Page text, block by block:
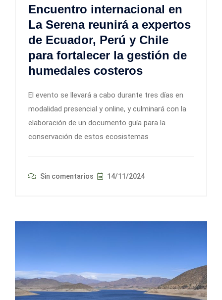
Encuentro internacional en
La Serena reunirá a expertos
de Ecuador, Perú y Chile
para fortalecer la gestión de
humedales costeros
El evento se llevará a cabo durante tres días en
modalidad presencial y online, y culminará con la
elaboración de un documento guía para la
conservación de estos ecosistemas
Sin comentarios 14/11/2024